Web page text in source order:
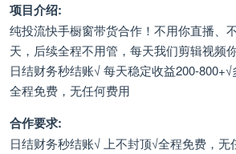
项目介绍:
纯投流快手橱窗带货合作！不用你直播、
天，后续全程不用管，每天我们剪辑视频
日结财务秒结账√ 每天稳定收益200-
全程免费，无任何费用
合作要求:
日结财务秒结账√ 上不封顶√全程免费，无